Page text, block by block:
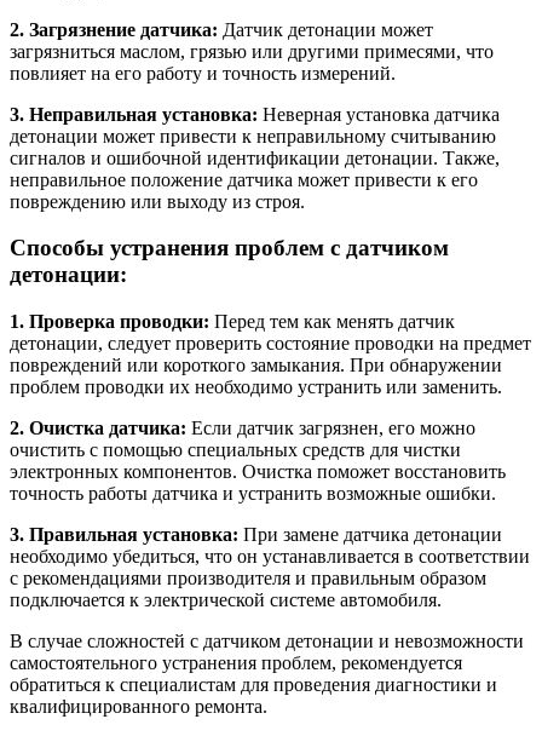
2. Загрязнение датчика: Датчик детонации может
загрязниться маслом, грязью или другими примесями, что
повлияет на его работу и точность измерений.
3. Неправильная установка: Неверная установка датчика
детонации может привести к неправильному считыванию
сигналов и ошибочной идентификации детонации. Также,
неправильное положение датчика может привести к его
повреждению или выходу из строя.
Способы устранения проблем с датчиком
детонации:
1. Проверка проводки: Перед тем как менять датчик
детонации, следует проверить состояние проводки на предмет
повреждений или короткого замыкания. При обнаружении
проблем проводки их необходимо устранить или заменить.
2. Очистка датчика: Если датчик загрязнен, его можно
очистить с помощью специальных средств для чистки
электронных компонентов. Очистка поможет восстановить
точность работы датчика и устранить возможные ошибки.
3. Правильная установка: При замене датчика детонации
необходимо убедиться, что он устанавливается в соответствии
с рекомендациями производителя и правильным образом
подключается к электрической системе автомобиля.
В случае сложностей с датчиком детонации и невозможности
самостоятельного устранения проблем, рекомендуется
обратиться к специалистам для проведения диагностики и
квалифицированного ремонта.